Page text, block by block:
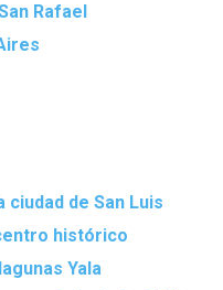
Rafael
ciudad de San Luis
histórico
Yala